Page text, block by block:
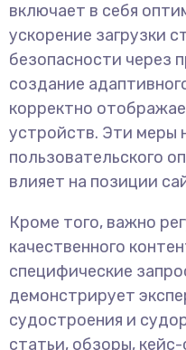
включает в себя
ускорение загрузки
безопасности через
создание
корректно
устройств. Эти меры
пользовательского
влияет на позиции
Кроме того, важно
качественного
специфические
демонстрирует
судостроения и
статьи, обзоры,